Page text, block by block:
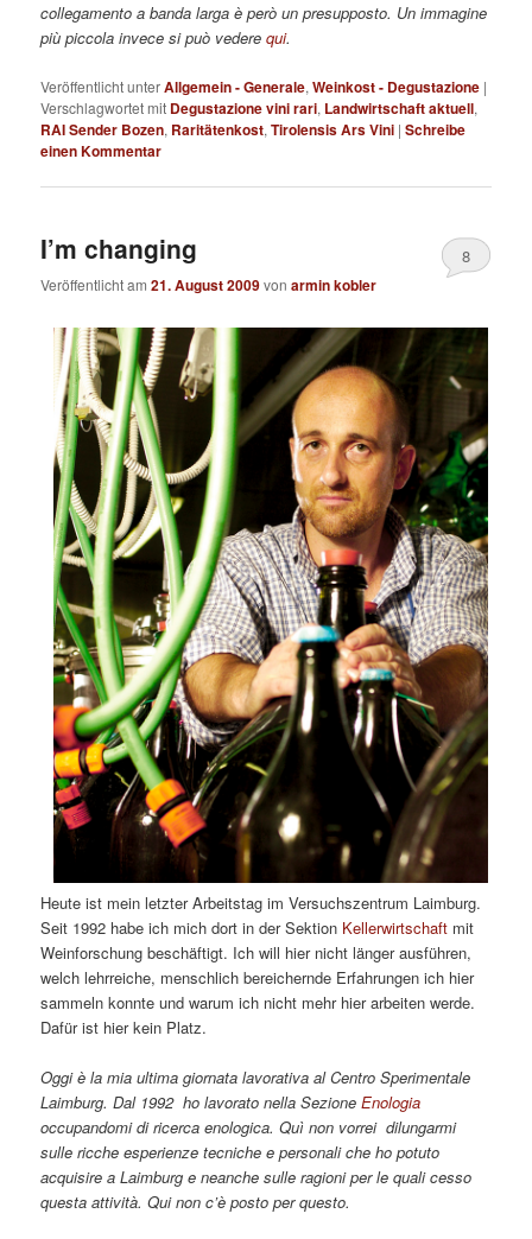
collegamento a banda larga è però un presupposto. Un immagine
più piccola invece si può vederequi.
Veröffentlicht unterAllgemein - Generale,Weinkost - Degustazione |
Verschlagwortet mit Degustazione vini rari, Landwirtschaft aktuell,
RAI Sender Bozen, Raritätenkost,Tirolensis Ars Vini |Schreibe
einen Kommentar
I’m changing
Veröffentlicht am21. August 2009vonarmin kobler
8
Heute ist mein letzter Arbeitstag im Versuchszentrum Laimburg.
Seit 1992 habe ich mich dort in der Sektion Kellerwirtschaft mit
Weinforschung beschäftigt. Ich will hier nicht länger ausführen,
welch lehrreiche, menschlich bereichernde Erfahrungen ich hier
sammeln konnte und warum ich nicht mehr hier arbeiten werde.
Dafür ist hier kein Platz.
Oggi è la mia ultima giornata lavorativa al Centro Sperimentale
Laimburg. Dal 1992 ho lavorato nella SezioneEnologia
occupandomi di ricerca enologica. Quì non vorrei dilungarmi
sulle ricche esperienze tecniche e personali che ho potuto
acquisire a Laimburg e neanche sulle ragioni per le quali cesso
questa attività. Qui non c’è posto per questo.